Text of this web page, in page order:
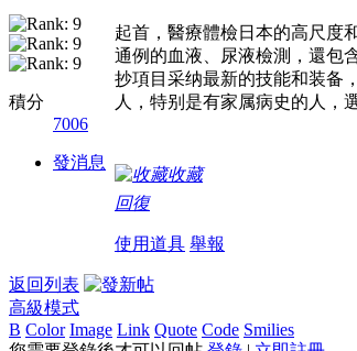
積分
7006
發消息
起首，醫療體檢日本的高尺度
通例的血液、尿液檢測，還包
抄項目采纳最新的技能和装备
人，特别是有家属病史的人，
收藏
回復
使用道具 舉報
返回列表
高級模式
B Color Image Link Quote Code Smilies